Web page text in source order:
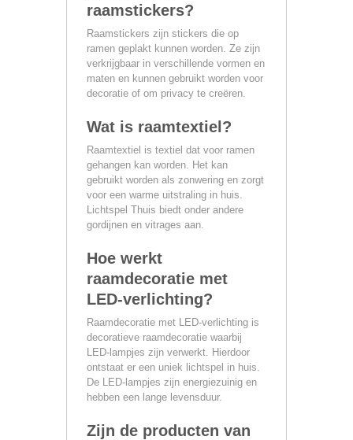
raamstickers?
Raamstickers zijn stickers die op
ramen geplakt kunnen worden. Ze zijn
verkrijgbaar in verschillende vormen en
maten en kunnen gebruikt worden voor
decoratie of om privacy te creëren.
Wat is raamtextiel?
Raamtextiel is textiel dat voor ramen
gehangen kan worden. Het kan
gebruikt worden als zonwering en zorgt
voor een warme uitstraling in huis.
Lichtspel Thuis biedt onder andere
gordijnen en vitrages aan.
Hoe werkt
raamdecoratie met
LED-verlichting?
Raamdecoratie met LED-verlichting is
decoratieve raamdecoratie waarbij
LED-lampjes zijn verwerkt. Hierdoor
ontstaat er een uniek lichtspel in huis.
De LED-lampjes zijn energiezuinig en
hebben een lange levensduur.
Zijn de producten van